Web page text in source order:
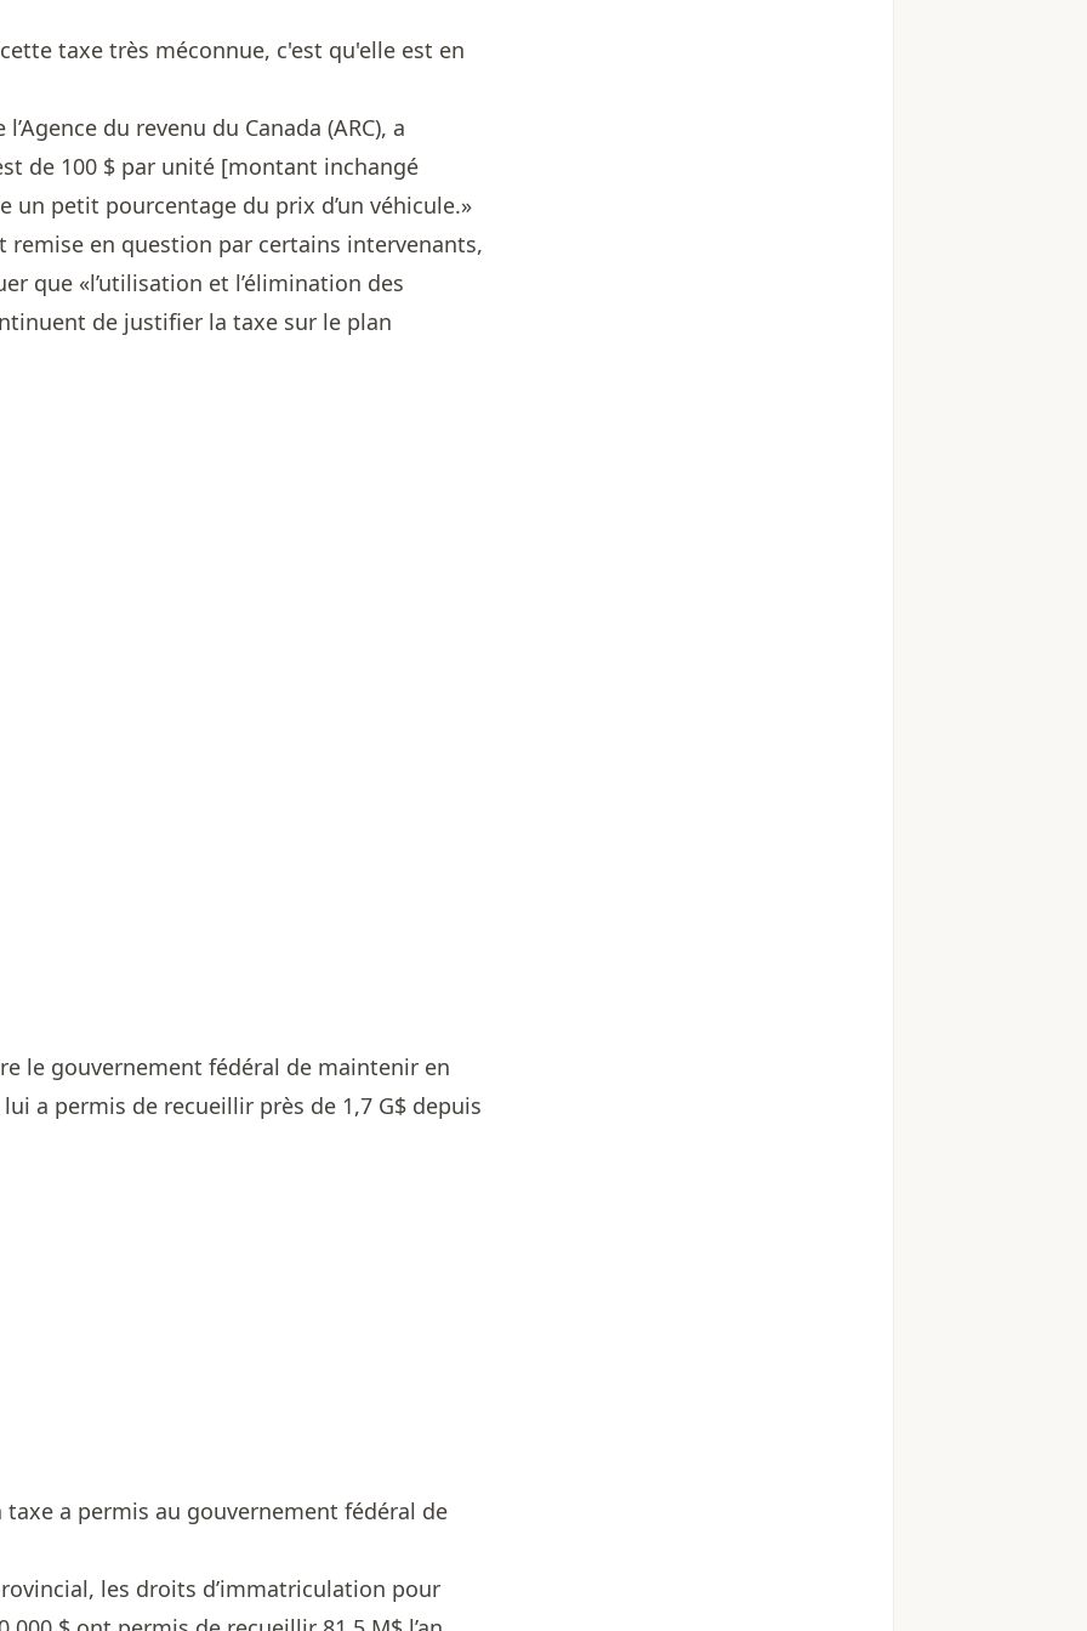
taxe très méconnue, c'est qu'elle est en
du revenu du Canada (ARC), a
de 100 $ par unité [montant inchangé
un petit pourcentage du prix d’un véhicule.»
remise en question par certains intervenants,
que «l’utilisation et l’élimination des
de justifier la taxe sur le plan
le gouvernement fédéral de maintenir en
a permis de recueillir près de 1,7 G$ depuis
a permis au gouvernement fédéral de
les droits d’immatriculation pour